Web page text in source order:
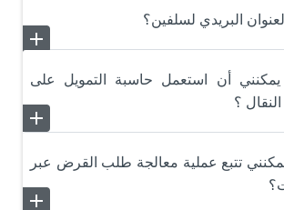
البريدي لسلفين؟
add
remove
أن استعمل حاسبة التمويل على
؟
add
تتبع عملية معالجة طلب القرض عبر
add